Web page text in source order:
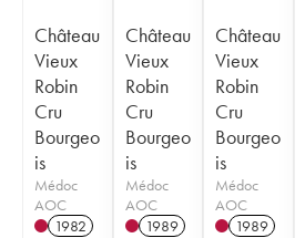
Château
Vieux
Robin
Cru
Bourgeo
is
Médoc
AOC
1982
Château
Vieux
Robin
Cru
Bourgeo
is
Médoc
AOC
1989
Château
Vieux
Robin
Cru
Bourgeo
is
Médoc
AOC
1989